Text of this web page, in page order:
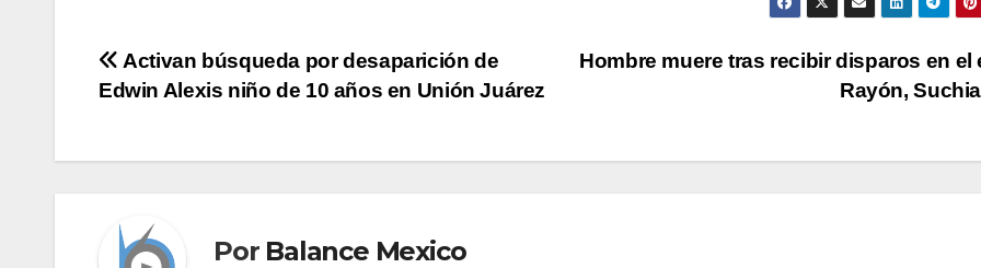
Navegación
entradas
Hombre muere tras recibir disparos en el
Rayón,
Activan búsqueda por desaparición de
Edwin Alexis niño de 10 años en Unión Juárez
Por Balance Mexico